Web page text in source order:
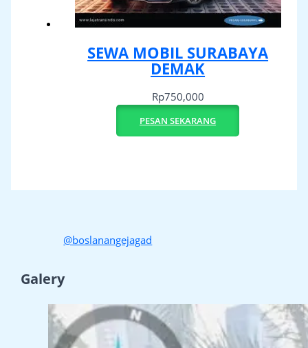
SEWA MOBIL SURABAYA
DEMAK
Rp750,000
PESAN SEKARANG
@boslanangejagad
Galery